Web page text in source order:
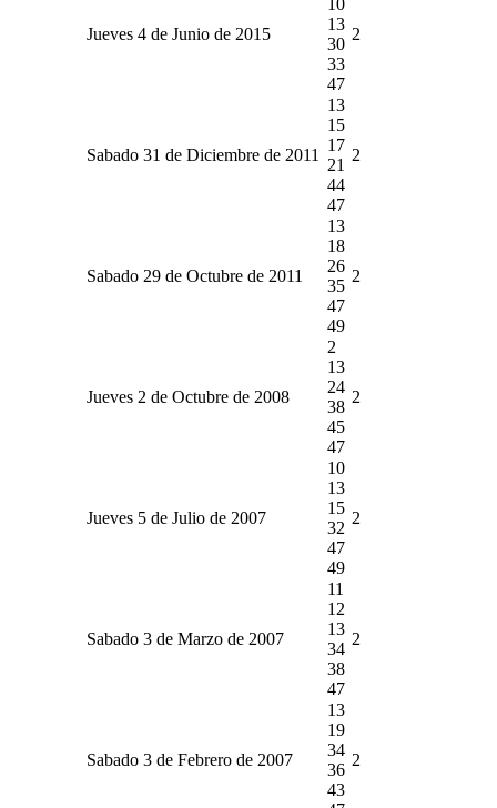
Jueves 4 de Junio de 2015
13
30
33
47
2
Sabado 31 de Diciembre de 2011
13
15
17
21
44
47
2
Sabado 29 de Octubre de 2011
13
18
26
35
47
49
2
Jueves 2 de Octubre de 2008
2
13
24
38
45
47
2
Jueves 5 de Julio de 2007
10
13
15
32
47
49
2
Sabado 3 de Marzo de 2007
11
12
13
34
38
47
2
Sabado 3 de Febrero de 2007
13
19
34
36
43
2